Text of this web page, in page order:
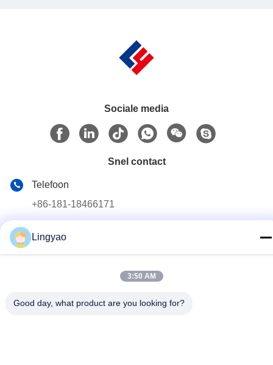
Sociale media
Snel contact
Telefoon
+86-181-18466171
No. 115 Zhujia Road, Lujia stad,Kunshan,provincie Jiangsu
Lingyao
3:50 AM
Good day, what product are you looking for?